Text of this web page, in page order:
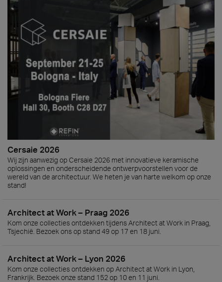
Cersaie 2026
Wij zijn aanwezig op Cersaie 2026 met innovatieve keramische
oplossingen en onderscheidende ontwerpvoorstellen voor de
wereld van de architectuur. We heten je van harte welkom op onze
stand!
Architect at Work – Praag 2026
Kom onze collecties ontdekken tijdens Architect at Work in Praag,
Tsjechië. Bezoek ons op stand 49 op 17 en 18 juni.
Architect at Work – Lyon 2026
Kom onze collecties ontdekken op Architect at Work in Lyon,
Frankrijk. Bezoek onze stand 152 op 10 en 11 juni.